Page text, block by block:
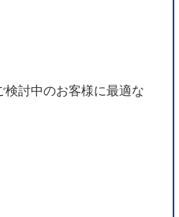
討中のお客様に最適な